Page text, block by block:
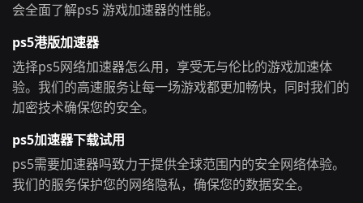
会全面了解ps5 游戏加速器的性能。
ps5港版加速器
选择ps5网络加速器怎么用，享受无与伦比的游戏加速体
验。我们的高速服务让每一场游戏都更加畅快，同时我们的
加密技术确保您的安全。
ps5加速器下载试用
ps5需要加速器吗致力于提供全球范围内的安全网络体验。
我们的服务保护您的网络隐私，确保您的数据安全。